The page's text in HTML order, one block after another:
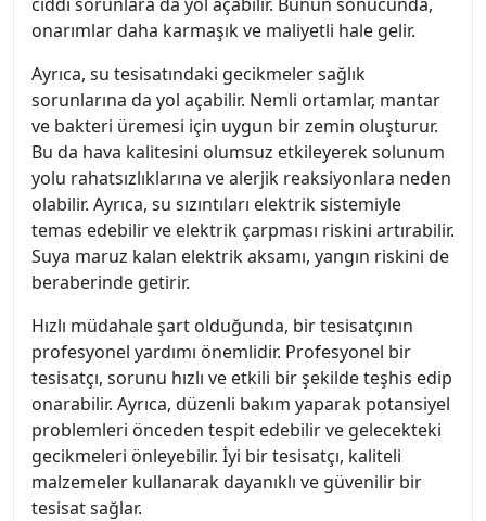
onarımlar daha karmaşık ve maliyetli hale gelir.
Ayrıca, su tesisatındaki gecikmeler sağlık
sorunlarına da yol açabilir. Nemli ortamlar, mantar
ve bakteri üremesi için uygun bir zemin oluşturur.
Bu da hava kalitesini olumsuz etkileyerek solunum
yolu rahatsızlıklarına ve alerjik reaksiyonlara neden
olabilir. Ayrıca, su sızıntıları elektrik sistemiyle
temas edebilir ve elektrik çarpması riskini artırabilir.
Suya maruz kalan elektrik aksamı, yangın riskini de
beraberinde getirir.
Hızlı müdahale şart olduğunda, bir tesisatçının
profesyonel yardımı önemlidir. Profesyonel bir
tesisatçı, sorunu hızlı ve etkili bir şekilde teşhis edip
onarabilir. Ayrıca, düzenli bakım yaparak potansiyel
problemleri önceden tespit edebilir ve gelecekteki
gecikmeleri önleyebilir. İyi bir tesisatçı, kaliteli
malzemeler kullanarak dayanıklı ve güvenilir bir
tesisat sağlar.